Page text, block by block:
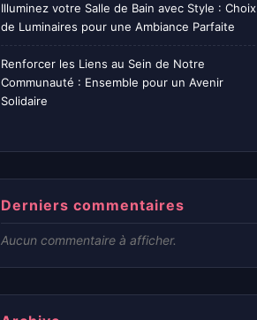
Illuminez votre Salle de Bain avec Style : Choix
de Luminaires pour une Ambiance Parfaite
Renforcer les Liens au Sein de Notre
Communauté : Ensemble pour un Avenir
Solidaire
Derniers commentaires
Aucun commentaire à afficher.